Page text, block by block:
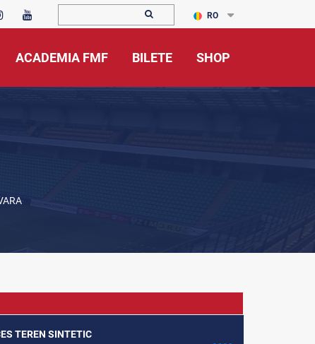
RO
ACADEMIA FMF BILETE SHOP
TEREN SINTETIC